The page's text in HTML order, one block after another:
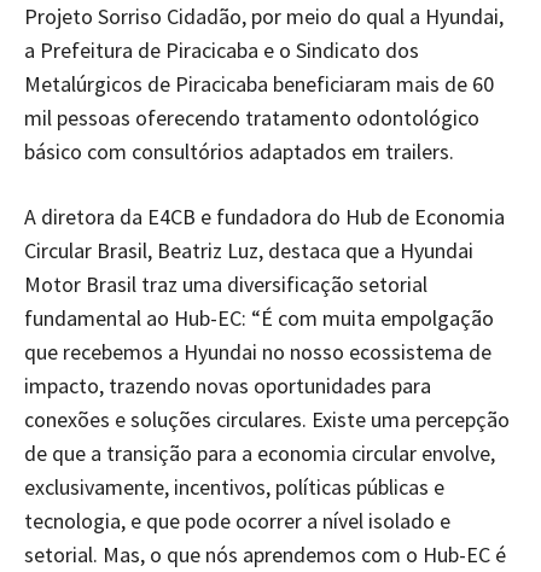
Projeto Sorriso Cidadão, por meio do qual a Hyundai,
a Prefeitura de Piracicaba e o Sindicato dos
Metalúrgicos de Piracicaba beneficiaram mais de 60
mil pessoas oferecendo tratamento odontológico
básico com consultórios adaptados em trailers.
A diretora da E4CB e fundadora do Hub de Economia
Circular Brasil, Beatriz Luz, destaca que a Hyundai
Motor Brasil traz uma diversificação setorial
fundamental ao Hub-EC: “É com muita empolgação
que recebemos a Hyundai no nosso ecossistema de
impacto, trazendo novas oportunidades para
conexões e soluções circulares. Existe uma percepção
de que a transição para a economia circular envolve,
exclusivamente, incentivos, políticas públicas e
tecnologia, e que pode ocorrer a nível isolado e
setorial. Mas, o que nós aprendemos com o Hub-EC é